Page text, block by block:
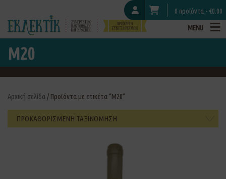
0 προϊόντα - €0.00
MENU
M20
Αρχική σελίδα / Προϊόντα με ετικέτα “M20”